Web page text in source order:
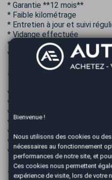
* Garantie **12 mois**
* Faible kilométrage
* Entretien à jour et suivi
* Vidange effectuée
* Courroie crantée remplacée
* Tambours et garnitures de
### Équipements
* Bluetooth
* Prise USB
* Radar de recul avec
* Affichage du rapport de
* Lève-vitres électriques
* Fermeture centralisée avec
* Pare-soleil passager avec
## Les avantages AutoEasy
Bienvenue !
Nous utilisons des cookies ou
nécessaires au fonctionnement
performances de notre site, et
Ces cookies nous permettent
expérience de visite, lors de votre